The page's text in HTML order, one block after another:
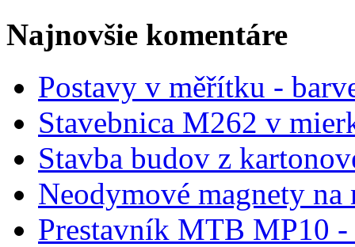
Najnovšie komentáre
Postavy v měřítku -
Stavebnica M262 v
Stavba budov z
Neodymové magnety na
Prestavník MTB MP10